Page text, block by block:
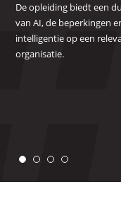
ons
proces
De opleiding biedt een
van AI, de beperkingen
intelligentie op een
organisatie.